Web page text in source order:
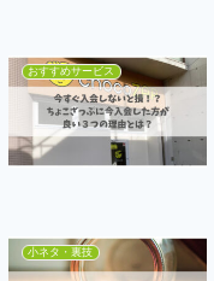
おすすめサービス
小ネタ・裏技